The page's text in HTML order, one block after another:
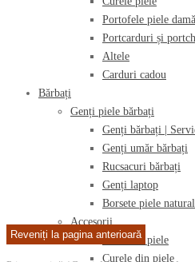
Portofele piele damă
Portcarduri și
Altele
Carduri cadou
Bărbați
Genți piele bărbați
Genți bărbați |
Genți umăr bărbați
Rucsacuri bărbați
Genți laptop
Borsete piele
Accesorii
Portofele piele
Curele din piele